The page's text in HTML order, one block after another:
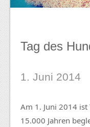
Tag des
1. Juni 2014
Am 1. Juni 2014 ist
15.000 Jahren